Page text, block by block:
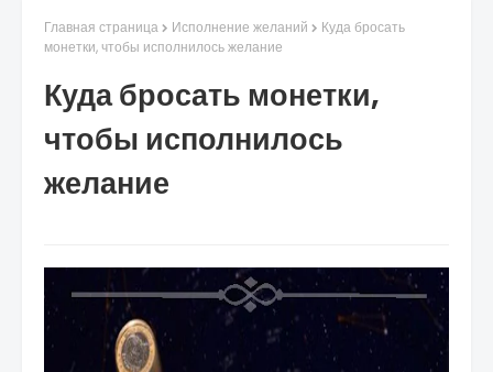
Главная страница Исполнение желаний
Куда бросать
монетки, чтобы исполнилось желание
Куда бросать монетки,
чтобы исполнилось
желание